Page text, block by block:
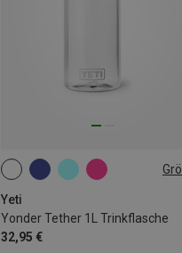
Yeti
Yonder Tether 1L Trinkflasche
32,95 €
1L